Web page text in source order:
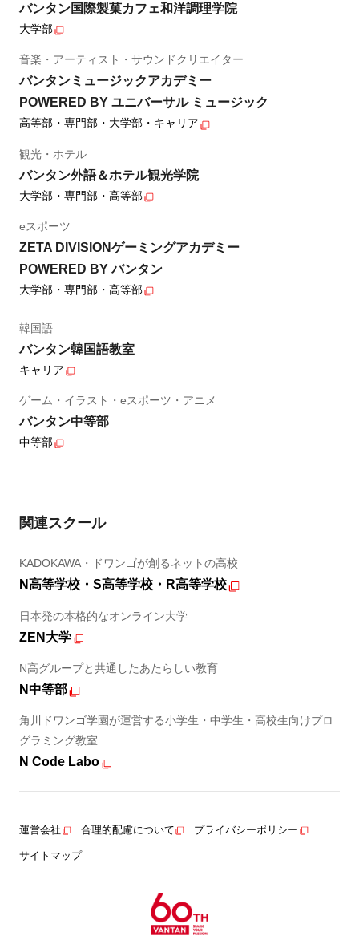
バンタン国際製菓カフェ和洋調理学院
大学部
音楽・アーティスト・サウンドクリエイター
バンタンミュージックアカデミー
POWERED BY ユニバーサル ミュージック
高等部・専門部・大学部・キャリア
観光・ホテル
バンタン外語＆ホテル観光学院
大学部・専門部・高等部
eスポーツ
ZETA DIVISIONゲーミングアカデミー
POWERED BY バンタン
大学部・専門部・高等部
韓国語
バンタン韓国語教室
キャリア
ゲーム・イラスト・eスポーツ・アニメ
バンタン中等部
中等部
関連スクール
KADOKAWA・ドワンゴが創るネットの高校
N高等学校・S高等学校・R高等学校
日本発の本格的なオンライン大学
ZEN大学
N高グループと共通したあたらしい教育
N中等部
角川ドワンゴ学園が運営する小学生・中学生・高校生向けプロ
グラミング教室
N Code Labo
運営会社 合理的配慮について プライバシーポリシー
サイトマップ